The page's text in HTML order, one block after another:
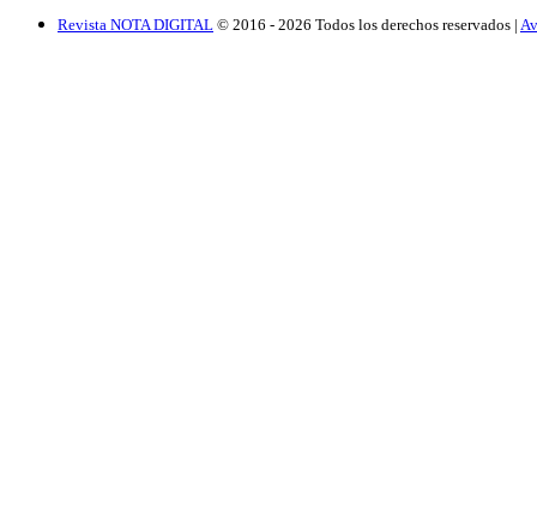
Revista NOTA DIGITAL © 2016 - 2026 Todos los derechos reservados |